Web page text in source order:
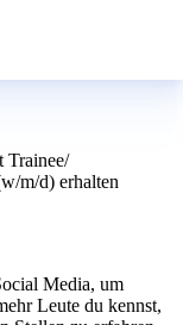
Trainee/
m/d) erhalten
Media, um
Leute du kennst,